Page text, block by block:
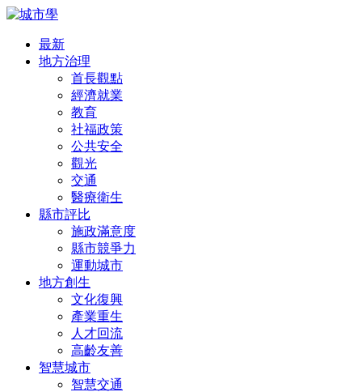
最新
地方治理
首長觀點
經濟就業
教育
社福政策
公共安全
觀光
交通
醫療衛生
縣市評比
施政滿意度
縣市競爭力
運動城市
地方創生
文化復興
產業重生
人才回流
高齡友善
智慧城市
智慧交通